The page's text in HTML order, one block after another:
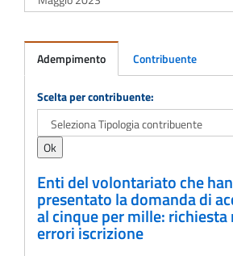
Adempimento Contribuente
Adempimento
Scelta per contribuente:
Enti del volontariato che
presentato la domanda di
al cinque per mille:
errori iscrizione